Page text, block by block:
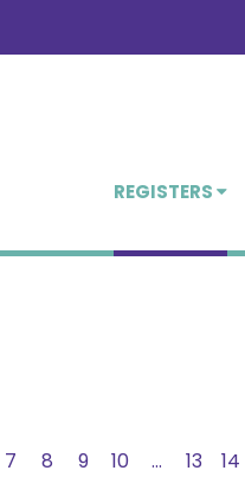
REGISTERS
7 8 9 10 ... 13 14